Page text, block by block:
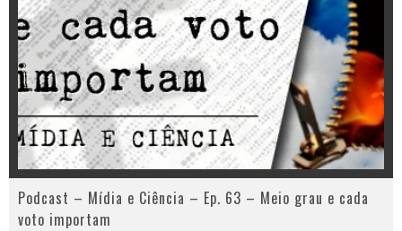
Podcast – Mídia e Ciência – Ep. 63 – Meio grau e cada
voto importam